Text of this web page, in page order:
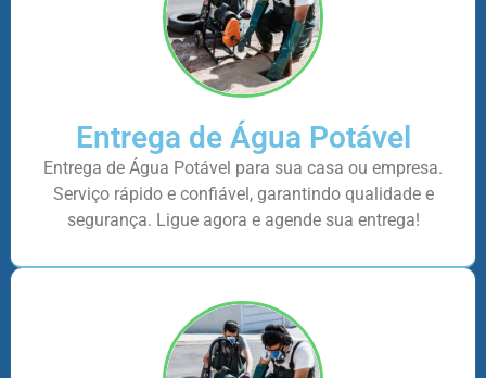
Entrega de Água Potável
Entrega de Água Potável para sua casa ou empresa.
Serviço rápido e confiável, garantindo qualidade e
segurança. Ligue agora e agende sua entrega!